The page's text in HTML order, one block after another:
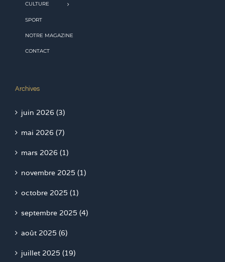
CULTURE
SPORT
NOTRE MAGAZINE
CONTACT
Archives
juin 2026 (3)
mai 2026 (7)
mars 2026 (1)
novembre 2025 (1)
octobre 2025 (1)
septembre 2025 (4)
août 2025 (6)
juillet 2025 (19)